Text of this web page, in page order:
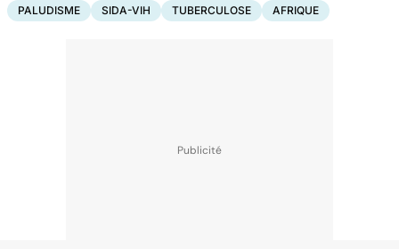
PALUDISME SIDA-VIH TUBERCULOSE AFRIQUE